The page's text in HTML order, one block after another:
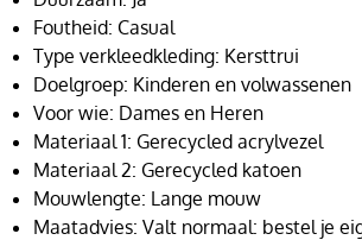
Foutheid: Casual
Type verkleedkleding: Kersttrui
Doelgroep: Kinderen en volwassenen
Voor wie: Dames en Heren
Materiaal 1: Gerecycled acrylvezel
Materiaal 2: Gerecycled katoen
Mouwlengte: Lange mouw
Maatadvies: Valt normaal: bestel je